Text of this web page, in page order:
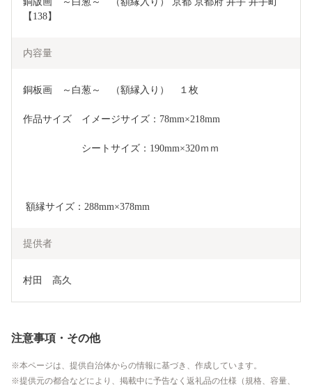
【138】
内容量
銅板画　～白葱～　（額縁入り）　１枚
作品サイズ　イメージサイズ：78mm×218mm
シートサイズ：190mm×320ｍｍ
額縁サイズ：288mm×378mm
提供者
村田　高久
注意事項・その他
本ページは、提供自治体からの情報に基づき、作成しています。
提供元の都合などにより、掲載中に予告なく返礼品の仕様（規格、容量、